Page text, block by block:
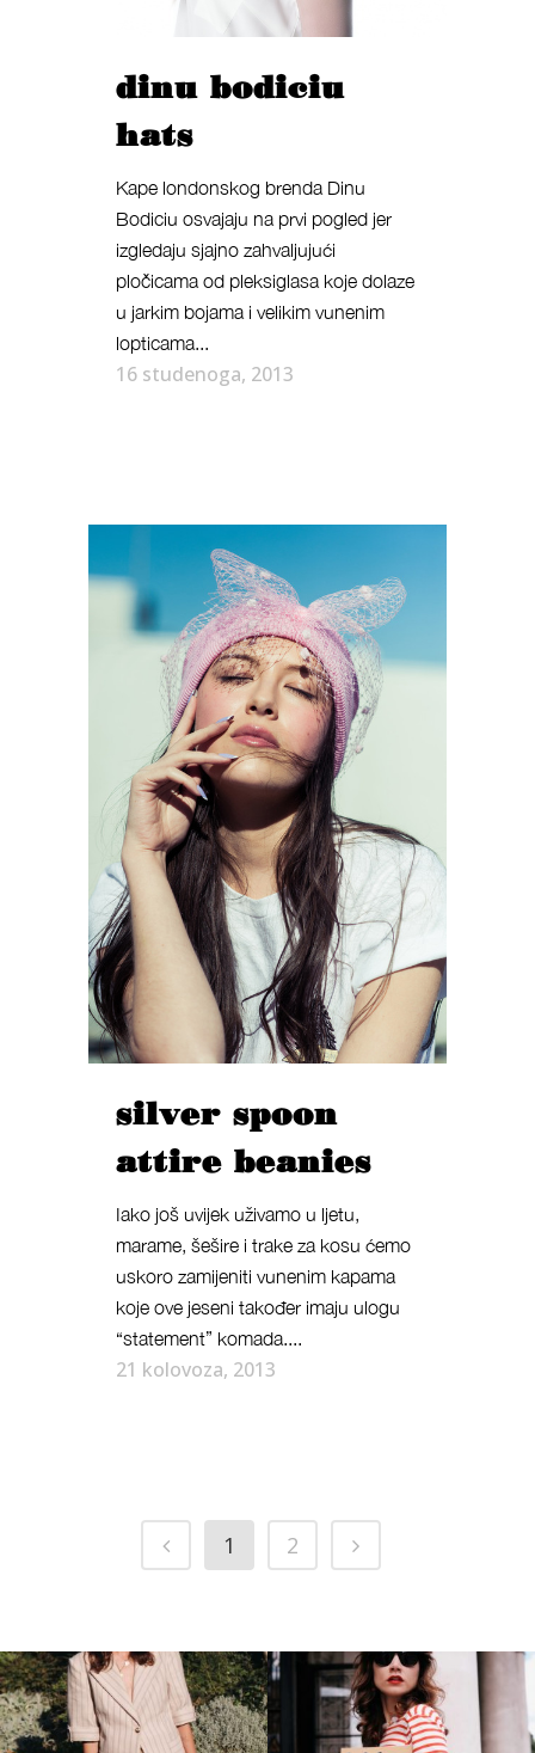
dinu bodiciu
hats
Kape londonskog brenda Dinu
Bodiciu osvajaju na prvi pogled jer
izgledaju sjajno zahvaljujući
pločicama od pleksiglasa koje dolaze
u jarkim bojama i velikim vunenim
lopticama...
16 studenoga, 2013
silver spoon
attire beanies
Iako još uvijek uživamo u ljetu,
marame, šešire i trake za kosu ćemo
uskoro zamijeniti vunenim kapama
koje ove jeseni također imaju ulogu
“statement” komada....
21 kolovoza, 2013
1 2